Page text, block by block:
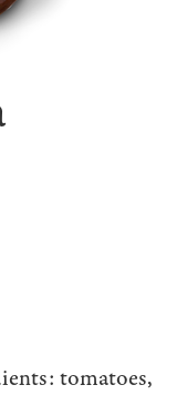
tomatoes,